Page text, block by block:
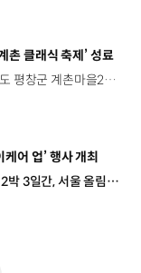
촌 클래식 축제’ 성료
2026 계촌 클래식 축제강원도 평창군 계촌마을2026년 6월 5일(금)~7일(일) 현대차 정몽구 재단‘예술마을 프로젝트’에서 출발한 대한민국 대표 야외 클래식 축제 3일간의 축제 기간 동안산골 계촌마을을 찾은 1만 6천여 명의 방문객 ‘The Tune(조율)’을 주제로 한 올해 공연 아름다운 하모니로 축제의 문을 연 계촌별빛오케스트라계촌초·중학교 전교생 부천필하모닉오케스트라와 첼리스트 한재민의 협연 현대차 정몽구 재단 문화예술 장학생 출신첼리스트 한재민과 피아니스트 김송현, 바이올리니스트 김현서 세계 무대에서 성장해계촌 무대의 연주자로 이어지는 선순환 별빛콘서트의 피날레바이올리니스트 대니 구와디토 오케스트라의 역동적 무대 메인 프로그램 별빛콘서트 외햇살콘서트, 달빛콘서트, 파크콘서트 등 풍성한 프로그램 김호정 음악전문기자 이지혜 교수새롭게 선보인 클래식 토크 코너 ‘클래식 언박싱’ 클래식을 통해 만난숲속에서의 아름답고 행복한 경험 “지역과 함께 하는 클래식 축제, 음악이 있는 계촌은 계속됩니다.”
어 업’ 행사 개최
현대차그룹이 지난 8일부터 2박 3일간, 서울 올림픽 파크텔에서 제3회 ‘아이케어 업(i-CARE UP)’ 행사를 개최했습니다. ‘아이케어 업’은 학대 피해아동과 학대 행위자를 대면하는 아동보호 전문기관 종사자들을 위한 역량 강화 및 사회 공헌 프로그램인데요. 이번 행사에는 전국 57개 아동보호 전문기관에 종사하는 상담원과 치료사 100명이 참석했습니다. 김동욱 부사장 / 현대차 전략기획실‘아이케어 업’ 활동에 적극적으로 참여하셔서 아동들을 위해서 많은 일을 해 주고 계시는 이런 분들이 있어서 대한민국 사회가 잘 발전하고 있는 게 아닌가 싶은 생각이 듭니다. 우리 사회에서 가장 소중한 아이들을 지키기 위해 헌신하고 계신 현장의 종사자 여러분께 진심으로 감사와 존경의 말씀을 드립니다. 김웅철 사무총장 / 굿네이버스여러분이 하고 계신 일은 단순한 아동 보호가 아니라 아동들에게 안전한 삶과 행복을 만들어가는 귀중한 일이라 생각을 합니다. 그러기에 오늘 이 자리에 계신 여러분이야말로 진정한 영웅이 아닌가 생각합니다. 현대차그룹은 오은영 박사의 상담 기법 특강을 진행하고, 실제 사례를 바탕으로 자유롭게 소통하는 시간을 가졌는데요. 이 밖에도 직무 역량을 키울 수 있는 현장 맞춤형 법률 교육과, 업무 피로도를 낮추고 재충전 할 수 있는 힐링 프로그램도 마련해 큰 호응을 얻었습니다. 류가희 상담원 / 전남서부권 아동보호전문기관이번 특강에서 들었던 부분들을 마음속에 새기면서 현장에서 더욱더 노력하는 상담원이 되도록 하겠습니다. 윤주은 상담원 / 안산시 아동보호전문기관바쁘고 지친 업무 속에서 있다가 여기 ‘아이케어 업’에서 다시 힐링하고 가게 되는 것 같습니다. ‘잘하고 있다 또 소중한 직업이다. 그리고 필요한 직업이다’라고 말씀해 주시는 부분 덕분에 현장에 돌아가서도 다시 달릴 수 있는 힘을 얻게 된 것 같습니다. 한편, 현대차그룹은 지난 2014년부터 학대 피해아동 보호를 위해 심리상담 전용 차량 ‘아이케어 카’ 지원과 학대 피해아동 쉼터 리모델링 ‘아이케어 홈’ 사업 등 종합지원 체계를 구축하기 위해 노력하고 있습니다.